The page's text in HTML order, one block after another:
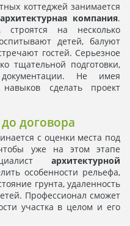
коттеджей занимается
архитектурная компания.
на несколько
детей, балуют
гостей. Серьезное
тщательной подготовки,
Не имея
сделать проект
договора
с оценки места под
уже на этом этапе
архитектурной
особенности рельефа,
грунта, удаленность
Профессионал сможет
участка в целом и его